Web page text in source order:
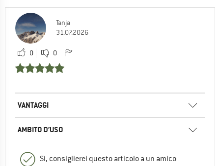
Tanja
31.07.2026
0 0
VANTAGGI
AMBITO D’USO
Sì, consiglierei questo articolo a un amico